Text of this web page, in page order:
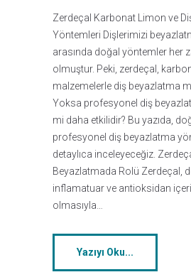
Zerdeçal Karbonat Limon ve
Yöntemleri Dişlerimizi
arasında doğal yöntemler her
olmuştur. Peki, zerdeçal,
malzemelerle diş beyazlatma
Yoksa profesyonel diş
mi daha etkilidir? Bu yazıda,
profesyonel diş beyazlatma
detaylıca inceleyeceğiz.
Beyazlatmada Rolü Zerdeçal,
inflamatuar ve antioksidan
olmasıyla…
Yazıyı Oku...